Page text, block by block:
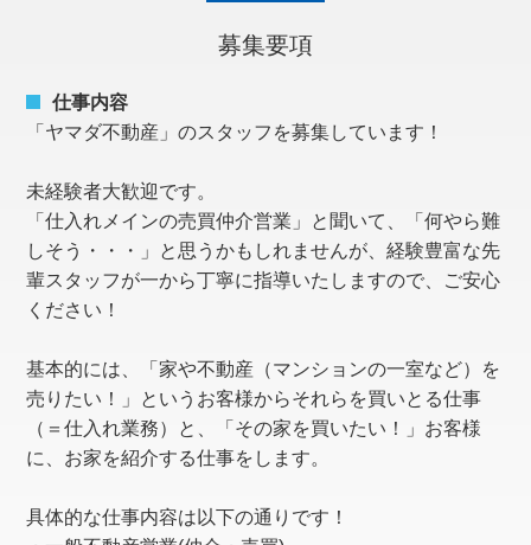
募集要項
仕事内容
「ヤマダ不動産」のスタッフを募集しています！
未経験者大歓迎です。
「仕入れメインの売買仲介営業」と聞いて、「何やら難
しそう・・・」と思うかもしれませんが、経験豊富な先
輩スタッフが一から丁寧に指導いたしますので、ご安心
ください！
基本的には、「家や不動産（マンションの一室など）を
売りたい！」というお客様からそれらを買いとる仕事
（＝仕入れ業務）と、「その家を買いたい！」お客様
に、お家を紹介する仕事をします。
具体的な仕事内容は以下の通りです！